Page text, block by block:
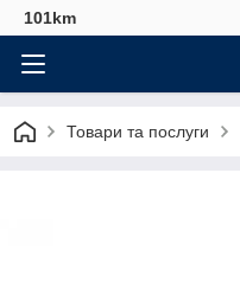
101km
Товари та послуги